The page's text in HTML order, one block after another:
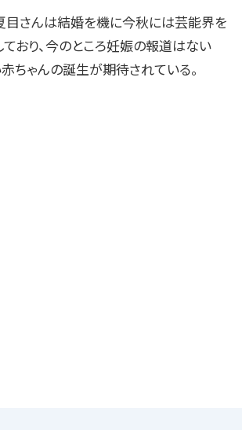
目さんは結婚を機に今秋には芸能界を
おり、今のところ妊娠の報道はない
ちゃんの誕生が期待されている。